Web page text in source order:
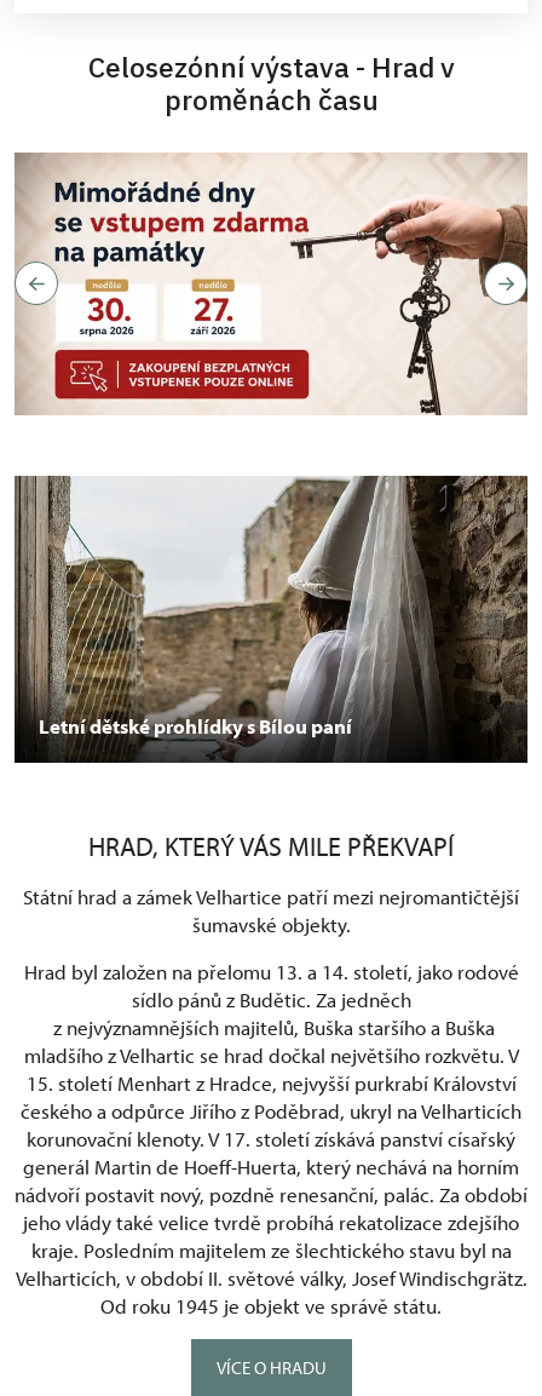
Celosezónní výstava - Hrad v
proměnách času
Letní dětské prohlídky s Bílou paní
HRAD, KTERÝ VÁS MILE PŘEKVAPÍ
Státní hrad a zámek Velhartice patří mezi nejromantičtější
šumavské objekty.
Hrad byl založen na přelomu 13. a 14. století, jako rodové
sídlo pánů z Budětic. Za jedněch
z nejvýznamnějších majitelů, Buška staršího a Buška
mladšího z Velhartic se hrad dočkal největšího rozkvětu. V
15. století Menhart z Hradce, nejvyšší purkrabí Království
českého a odpůrce Jiřího z Poděbrad, ukryl na Velharticích
korunovační klenoty. V 17. století získává panství císařský
generál Martin de Hoeff-Huerta, který nechává na horním
nádvoří postavit nový, pozdně renesanční, palác. Za období
jeho vlády také velice tvrdě probíhá rekatolizace zdejšího
kraje. Posledním majitelem ze šlechtického stavu byl na
Velharticích, v období II. světové války, Josef Windischgrätz.
Od roku 1945 je objekt ve správě státu.
VÍCE O HRADU